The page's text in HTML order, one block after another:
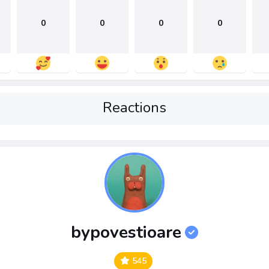
0 0 0 0
Reactions
bypovestioare
545